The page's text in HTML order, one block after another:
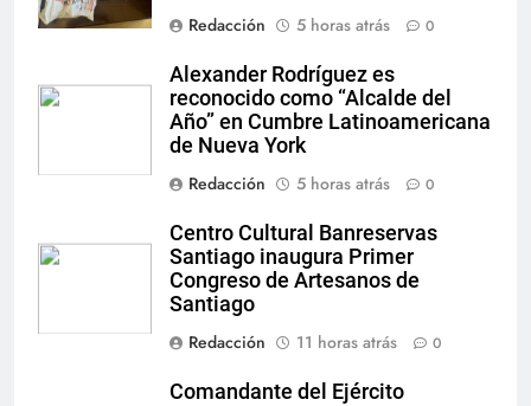
Redacción
5 horas atrás 0
Alexander Rodríguez es
reconocido como “Alcalde del
Año” en Cumbre Latinoamericana
de Nueva York
Redacción
5 horas atrás 0
Centro Cultural Banreservas
Santiago inaugura Primer
Congreso de Artesanos de
Santiago
Redacción
11 horas atrás 0
Comandante del Ejército